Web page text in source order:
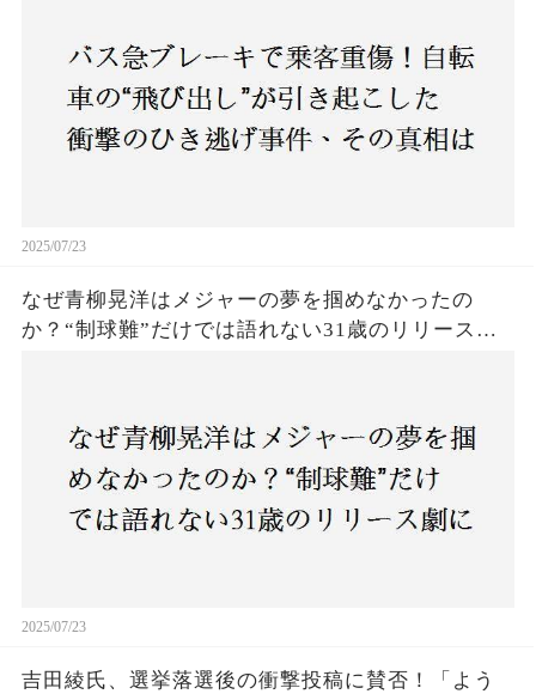
2025/07/23
なぜ青柳晃洋はメジャーの夢を掴めなかったの
か？“制球難”だけでは語れない31歳のリリース劇
2025/07/23
吉田綾氏、選挙落選後の衝撃投稿に賛否！「よう